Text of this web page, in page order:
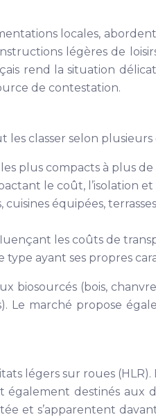
locales,
légères de
rend la situation
de contestation.
les classer selon plusieurs
plus compacts à plus
le coût, l’isolation
équipées,
les coûts de
ayant ses propres
biosourcés (bois,
Le marché propose
légers sur roues
destinés
et s’apparentent